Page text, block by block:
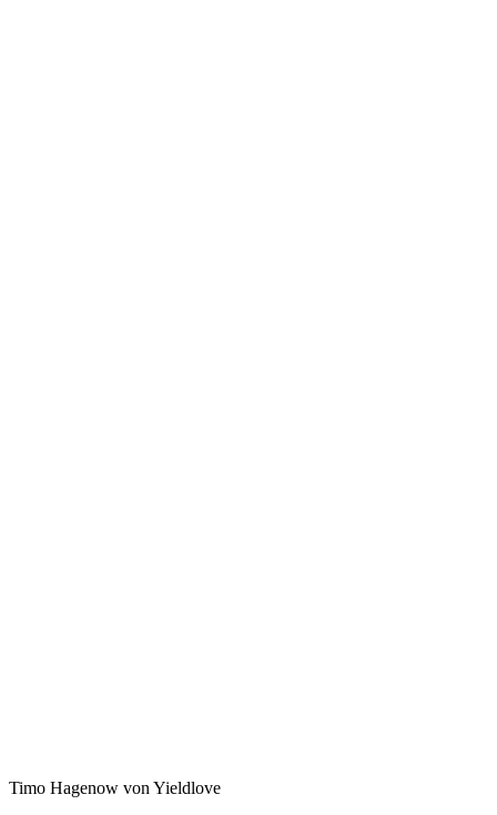
Timo Hagenow von Yieldlove